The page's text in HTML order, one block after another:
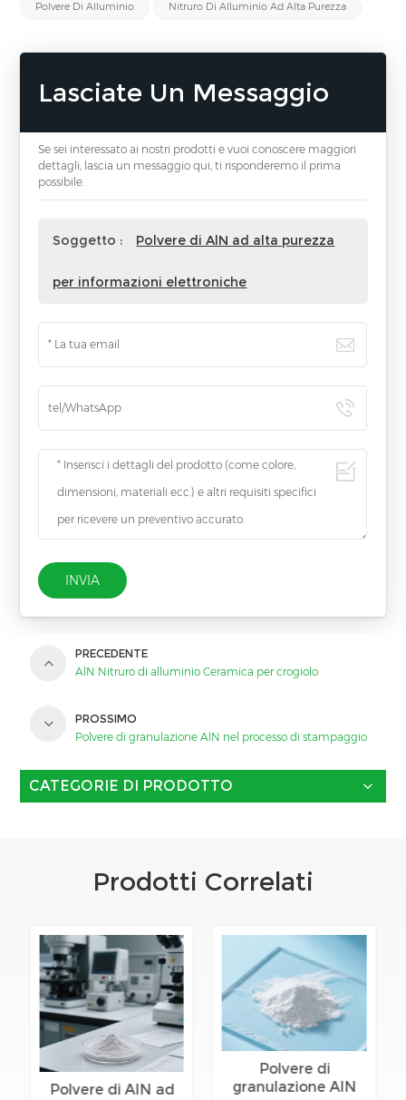
Polvere Di Alluminio Nitruro Di Alluminio Ad Alta Purezza
Lasciate Un Messaggio
Se sei interessato ai nostri prodotti e vuoi conoscere maggiori
dettagli, lascia un messaggio qui, ti risponderemo il prima
possibile.
Soggetto : Polvere di AlN ad alta purezza
per informazioni elettroniche
INVIA
PRECEDENTE
AlN Nitruro di alluminio Ceramica per crogiolo
PROSSIMO
Polvere di granulazione AlN nel processo di stampaggio
CATEGORIE DI PRODOTTO
Prodotti Correlati
Polvere di AlN ad
Polvere di
granulazione AlN